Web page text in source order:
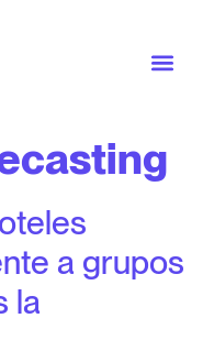
a grupos
la